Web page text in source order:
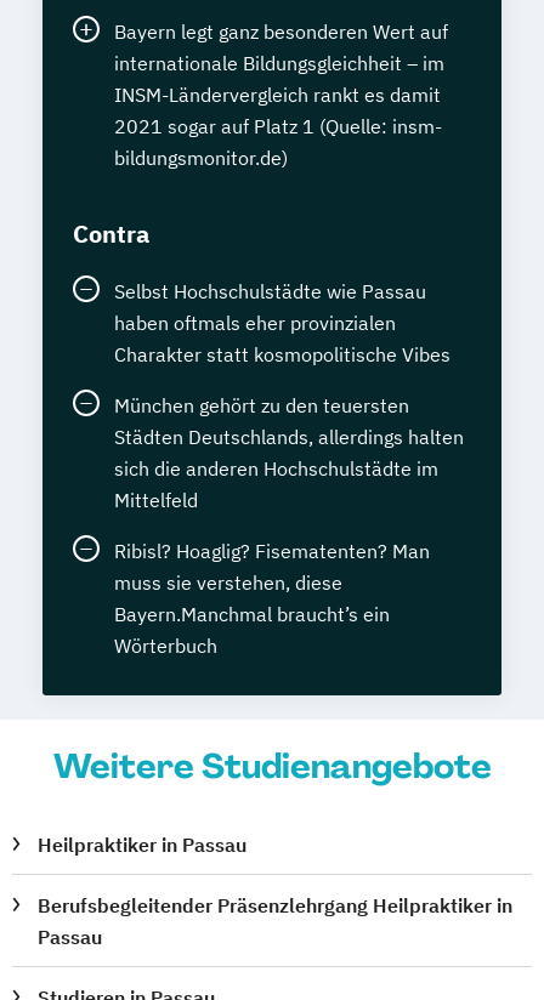
Bayern legt ganz besonderen Wert auf
internationale Bildungsgleichheit – im
INSM-Ländervergleich rankt es damit
2021 sogar auf Platz 1 (Quelle: insm-
bildungsmonitor.de)
Contra
Selbst Hochschulstädte wie Passau
haben oftmals eher provinzialen
Charakter statt kosmopolitische Vibes
München gehört zu den teuersten
Städten Deutschlands, allerdings halten
sich die anderen Hochschulstädte im
Mittelfeld
Ribisl? Hoaglig? Fisematenten? Man
muss sie verstehen, diese
Bayern.Manchmal braucht’s ein
Wörterbuch
Weitere Studienangebote
Heilpraktiker in Passau
Berufsbegleitender Präsenzlehrgang Heilpraktiker in
Passau